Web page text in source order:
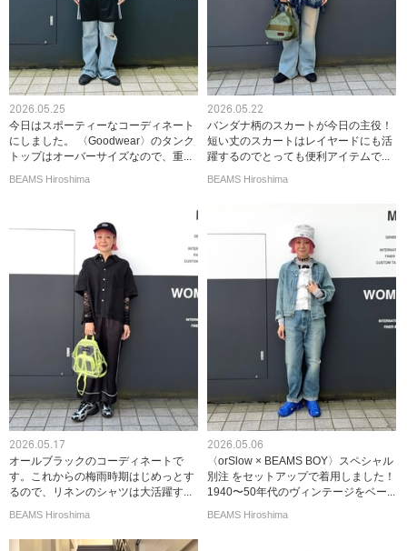
2026.05.25
今日はスポーティーなコーディネート
にしました。 〈Goodwear〉のタンク
トップはオーバーサイズなので、重...
BEAMS Hiroshima
2026.05.22
バンダナ柄のスカートが今日の主役！
短い丈のスカートはレイヤードにも活
躍するのでとっても便利アイテムで...
BEAMS Hiroshima
2026.05.17
オールブラックのコーディネートで
す。これからの梅雨時期はじめっとす
るので、リネンのシャツは大活躍す...
BEAMS Hiroshima
2026.05.06
〈orSlow × BEAMS BOY〉スペシャル
別注 をセットアップで着用しました！
1940〜50年代のヴィンテージをベー...
BEAMS Hiroshima